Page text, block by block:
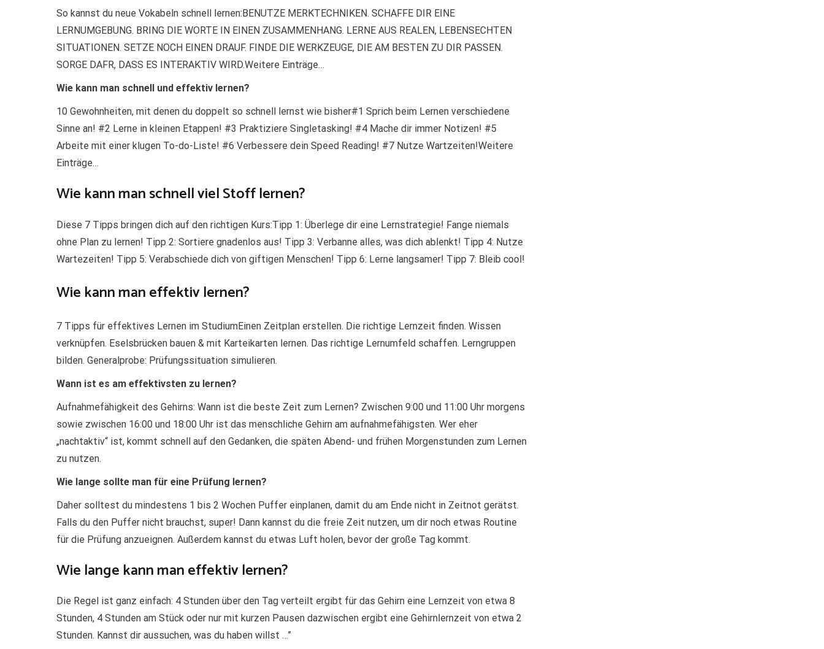
So kannst du neue Vokabeln schnell lernen:BENUTZE MERKTECHNIKEN. SCHAFFE DIR EINE
LERNUMGEBUNG. BRING DIE WORTE IN EINEN ZUSAMMENHANG. LERNE AUS REALEN, LEBENSECHTEN
SITUATIONEN. SETZE NOCH EINEN DRAUF. FINDE DIE WERKZEUGE, DIE AM BESTEN ZU DIR PASSEN.
SORGE DAFR, DASS ES INTERAKTIV WIRD.Weitere Einträge…
Wie kann man schnell und effektiv lernen?
10 Gewohnheiten, mit denen du doppelt so schnell lernst wie bisher#1 Sprich beim Lernen verschiedene
Sinne an! #2 Lerne in kleinen Etappen! #3 Praktiziere Singletasking! #4 Mache dir immer Notizen! #5
Arbeite mit einer klugen To-do-Liste! #6 Verbessere dein Speed Reading! #7 Nutze Wartzeiten!Weitere
Einträge…
Wie kann man schnell viel Stoff lernen?
Diese 7 Tipps bringen dich auf den richtigen Kurs:Tipp 1: Überlege dir eine Lernstrategie! Fange niemals
ohne Plan zu lernen! Tipp 2: Sortiere gnadenlos aus! Tipp 3: Verbanne alles, was dich ablenkt! Tipp 4: Nutze
Wartezeiten! Tipp 5: Verabschiede dich von giftigen Menschen! Tipp 6: Lerne langsamer! Tipp 7: Bleib cool!
Wie kann man effektiv lernen?
7 Tipps für effektives Lernen im StudiumEinen Zeitplan erstellen. Die richtige Lernzeit finden. Wissen
verknüpfen. Eselsbrücken bauen & mit Karteikarten lernen. Das richtige Lernumfeld schaffen. Lerngruppen
bilden. Generalprobe: Prüfungssituation simulieren.
Wann ist es am effektivsten zu lernen?
Aufnahmefähigkeit des Gehirns: Wann ist die beste Zeit zum Lernen? Zwischen 9:00 und 11:00 Uhr morgens
sowie zwischen 16:00 und 18:00 Uhr ist das menschliche Gehirn am aufnahmefähigsten. Wer eher
„nachtaktiv“ ist, kommt schnell auf den Gedanken, die späten Abend- und frühen Morgenstunden zum Lernen
zu nutzen.
Wie lange sollte man für eine Prüfung lernen?
Daher solltest du mindestens 1 bis 2 Wochen Puffer einplanen, damit du am Ende nicht in Zeitnot gerätst.
Falls du den Puffer nicht brauchst, super! Dann kannst du die freie Zeit nutzen, um dir noch etwas Routine
für die Prüfung anzueignen. Außerdem kannst du etwas Luft holen, bevor der große Tag kommt.
Wie lange kann man effektiv lernen?
Die Regel ist ganz einfach: 4 Stunden über den Tag verteilt ergibt für das Gehirn eine Lernzeit von etwa 8
Stunden, 4 Stunden am Stück oder nur mit kurzen Pausen dazwischen ergibt eine Gehirnlernzeit von etwa 2
Stunden. Kannst dir aussuchen, was du haben willst …”